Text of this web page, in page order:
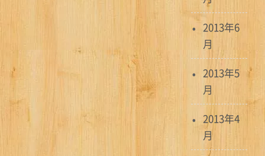
2013年6
月
2013年5
月
2013年4
月